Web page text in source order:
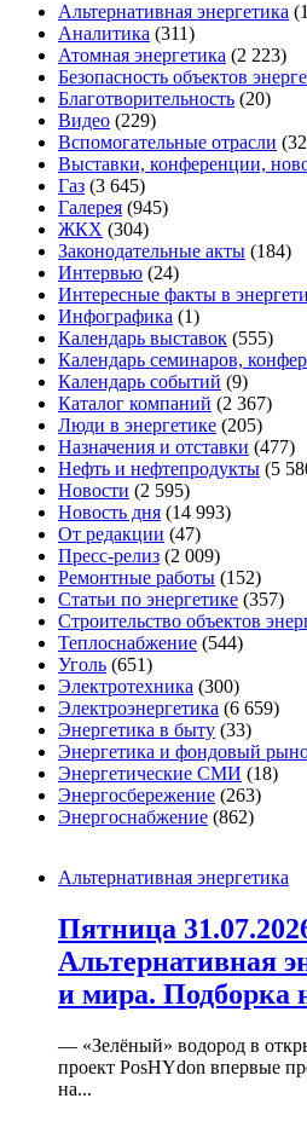
Альтернативная энергетика
Аналитика (311)
Атомная энергетика (2 223)
Безопасность объектов
Благотворительность (20)
Видео (229)
Вспомогательные отрасли
Выставки, конференции,
Газ (3 645)
Галерея (945)
ЖКХ (304)
Законодательные акты (184)
Интервью (24)
Интересные факты в
Инфографика (1)
Календарь выставок (555)
Календарь семинаров,
Календарь событий (9)
Каталог компаний (2 367)
Люди в энергетике (205)
Назначения и отставки (477)
Нефть и нефтепродукты (5
Новости (2 595)
Новость дня (14 993)
От редакции (47)
Пресс-релиз (2 009)
Ремонтные работы (152)
Статьи по энергетике (357)
Строительство объектов
Теплоснабжение (544)
Уголь (651)
Электротехника (300)
Электроэнергетика (6 659)
Энергетика в быту (33)
Энергетика и фондовый
Энергетические СМИ (18)
Энергосбережение (263)
Энергоснабжение (862)
Альтернативная энергетика
Пятница
Альтернативная
и мира. Подборка
— «Зелёный» водород в
проект PosHYdon впервые
на...